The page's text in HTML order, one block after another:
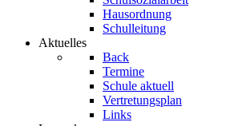
Hausordnung
Schulleitung
Aktuelles
Back
Termine
Schule aktuell
Vertretungsplan
Links